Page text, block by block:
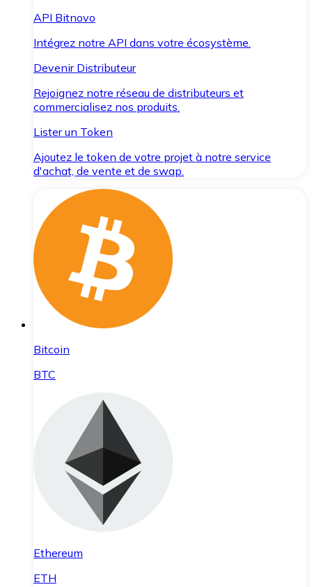
API Bitnovo
Intégrez notre API dans votre écosystème.
Devenir Distributeur
Rejoignez notre réseau de distributeurs et
commercialisez nos produits.
Lister un Token
Ajoutez le token de votre projet à notre service
d'achat, de vente et de swap.
Bitcoin
BTC
Ethereum
ETH